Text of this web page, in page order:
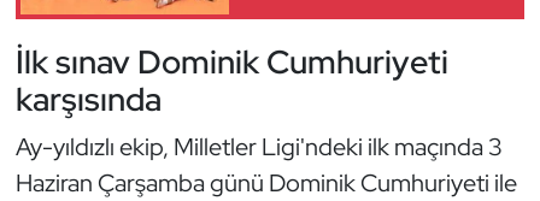
İlk sınav Dominik Cumhuriyeti
karşısında
Ay-yıldızlı ekip, Milletler Ligi'ndeki ilk maçında 3
Haziran Çarşamba günü Dominik Cumhuriyeti ile
Halter
Hava Sporları